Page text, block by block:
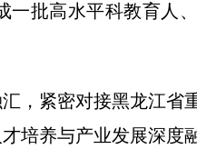
批高水平科教育人
，紧密对接黑龙江省
培养与产业发展深度